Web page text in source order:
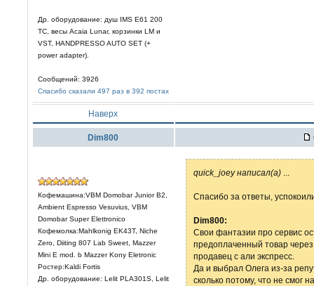
Др. оборудование: душ IMS E61 200
TC, весы Acaia Lunar, корзинки LM и
VST, HANDPRESSO AUTO SET (+
power adapter).
Сообщений: 3926
Спасибо сказали 497 раз в 392 постах
Наверх
Dim800
Кофемашина:VBM Domobar Junior B2,
Ambient Espresso Vesuvius, VBM
Domobar Super Elettronico
Кофемолка:Mahlkonig EK43T, Niche
Zero, Diiting 807 Lab Sweet, Mazzer
Mini E mod. b Mazzer Kony Eletronic
Ростер:Kaldi Fortis
Др. оборудование: Lelit PLА301S, Lelit
quick_joey написал(а)
Спасибо за ответы,
Dim800:
Свои фантазии про сервис
предоплаченный товар
продавец с али экспресс.
Да и выбрал Олега из-за
сколько потому, что не смог